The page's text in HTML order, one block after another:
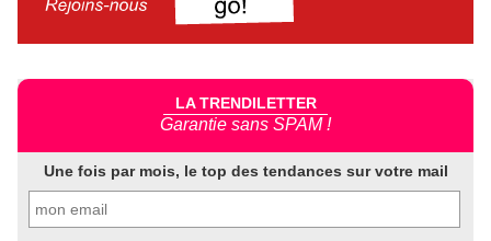
LA TRENDILETTER
Garantie sans SPAM !
Une fois par mois, le top des tendances sur votre mail